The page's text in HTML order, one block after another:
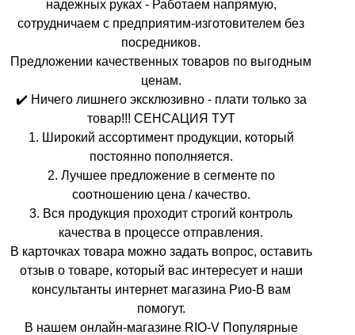
надежных руках - Работаем напрямую,
сотрудничаем с предприятим-изготовителем без
посредников.
Предложении качественных товаров по выгодным
ценам.
✔️ Ничего лишнего эксклюзивно - плати только за
товар!!! СЕНСАЦИЯ ТУТ
1. Широкий ассортимент продукции, который
постоянно пополняется.
2. Лучшее предложение в сегменте по
соотношению цена / качество.
3. Вся продукция проходит строгий контроль
качества в процессе отправления.
В карточках товара можно задать вопрос, оставить
отзыв о товаре, который вас интересует и наши
консультанты интернет магазина Рио-В вам
помогут.
В нашем онлайн-магазине RIO-V Популярные